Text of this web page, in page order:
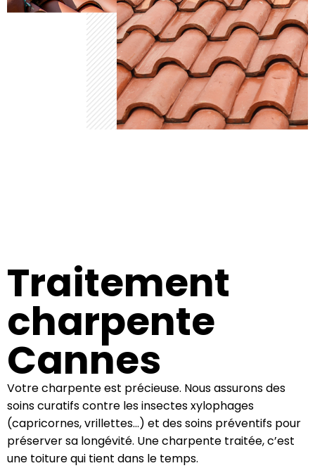
Traitement
charpente
Cannes
Votre charpente est précieuse. Nous assurons des
soins curatifs contre les insectes xylophages
(capricornes, vrillettes…) et des soins préventifs pour
préserver sa longévité. Une charpente traitée, c’est
une toiture qui tient dans le temps.